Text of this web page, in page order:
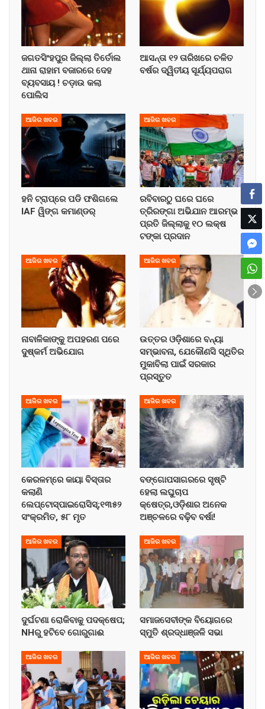
ଜଗତସିଂହପୁର ଜିଲ୍ଲା ତିର୍ତୋଲ
ଥାନା ରାହାମ ବଜାରରେ ଦେହ
ବ୍ୟବସାୟ ! ଚଡ଼ାଉ କଲା
ପୋଲିସ
ଆସନ୍ତା ୧୨ ତାରିଖରେ ଚଳିତ
ବର୍ଷର ଦ୍ୱିତୀୟ ସୂର୍ଯ୍ୟପରାଗ
ଆଜିର ଖବର
ହନି ଟ୍ରାପ୍‌ରେ ପଡି ଫଶିଗଲେ
IAF ୱିଙ୍ଗ କମାଣ୍ଡର୍
ଆଜିର ଖବର
ରବିବାରଠୁ ଘରେ ଘରେ
ତ୍ରିରଙ୍ଗା ଅଭିଯାନ ଆରମ୍ଭ !
ପ୍ରତି ଜିଲ୍ଲାକୁ ୧୦ ଲକ୍ଷ
ଟଙ୍କା ପ୍ରଦାନ
ଆଜିର ଖବର
ନାବାଳିକାଙ୍କୁ ଅପହରଣ ପରେ
ଦୁଷ୍କର୍ମ ଅଭିଯୋଗ
ଆଜିର ଖବର
ଉତ୍ତର ଓଡ଼ିଶାରେ ବନ୍ୟା
ସମ୍ଭାବନା, ଯେକୌଣସି ସ୍ଥିତିର
ମୁକାବିଲା ପାଇଁ ସରକାର
ପ୍ରସ୍ତୁତ
ଆଜିର ଖବର
କେରଳମ୍‌ରେ କାୟା ବିସ୍ତାର
କଲାଣି
ଲେପ୍ଟୋସ୍ପାଇରୋସିସ୍;୧୩୫୨
ସଂକ୍ରମିତ, ୫୮ ମୃତ
ଆଜିର ଖବର
ବଙ୍ଗୋପସାଗରରେ ସୃଷ୍ଟି
ହେଲା ଲଘୁଚାପ
କ୍ଷେତ୍ର,ଓଡ଼ିଶାର ଅନେକ
ଅଞ୍ଚଳରେ ବଢ଼ିବ ବର୍ଷା!
ଆଜିର ଖବର
ଦୁର୍ଘଟଣା ରୋକିବାକୁ ପଦକ୍ଷେପ;
NHରୁ ହଟିବେ ଗୋରୁଗାଈ
ଆଜିର ଖବର
ସମାଜସେବୀଙ୍କ ବିୟୋଗରେ
ସ୍ମୁତି ଶ୍ରଦ୍ଧାଞ୍ଜଳି ସଭା
ଆଜିର ଖବର ଆଜିର ଖବର